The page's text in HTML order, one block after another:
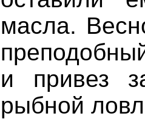
масла.
и привез
рыбной